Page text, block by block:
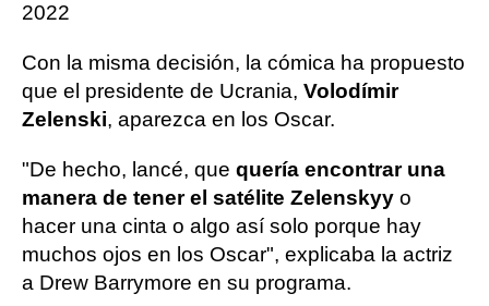
2022
Con la misma decisión, la cómica ha propuesto
que el presidente de Ucrania, Volodímir
Zelenski, aparezca en los Oscar.
"De hecho, lancé, que quería encontrar una
manera de tener el satélite Zelenskyy o
hacer una cinta o algo así solo porque hay
muchos ojos en los Oscar", explicaba la actriz
a Drew Barrymore en su programa.